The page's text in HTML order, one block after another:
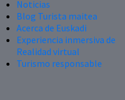
Noticias
Blog Turista maitea
Acerca de Euskadi
Experiencia inmersiva de
Realidad virtual
Turismo responsable